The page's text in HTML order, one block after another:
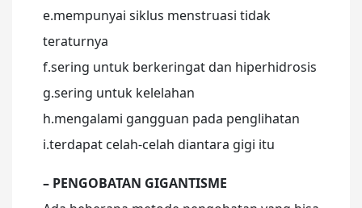
e.mempunyai siklus menstruasi tidak
teraturnya
f.sering untuk berkeringat dan hiperhidrosis
g.sering untuk kelelahan
h.mengalami gangguan pada penglihatan
i.terdapat celah-celah diantara gigi itu
– PENGOBATAN GIGANTISME